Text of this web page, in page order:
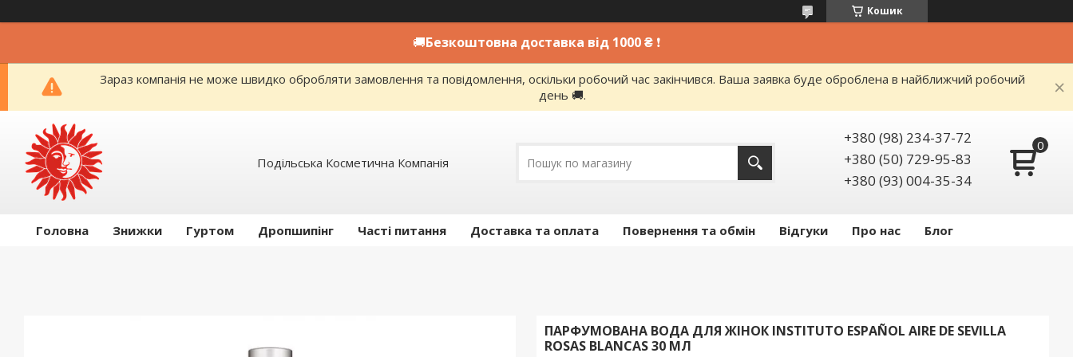
Кошик
🚚Безкоштовна доставка від 1000 ₴ ❗
Зараз компанія не може швидко обробляти замовлення та повідомлення, оскільки робочий час закінчився. Ваша заявка буде оброблена в найближчий робочий
день 🚚.
Подільська Косметична Компанія
+380 (98) 234-37-72
+380 (50) 729-95-83
+380 (93) 004-35-34
Головна Знижки Гуртом Дропшипінг Часті питання Доставка та оплата Повернення та обмін Відгуки Про нас Блог
ПАРФУМОВАНА ВОДА ДЛЯ ЖІНОК INSTITUTO ESPAÑOL AIRE DE SEVILLA
ROSAS BLANCAS 30 МЛ